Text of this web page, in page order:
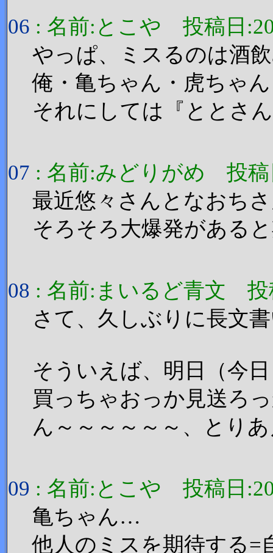
06 : 名前:とこや 投稿日
やっぱ、ミスるのは酒
俺・亀ちゃん・虎ちゃ
それにしては『ととさ
07 : 名前:みどりがめ 投稿
最近悠々さんとなおち
そろそろ大爆発がある
08 : 名前:まいるど青文 投
さて、久しぶりに長文
そういえば、明日（今
買っちゃおっか見送ろ
ん～～～～～～、とり
09 : 名前:とこや 投稿日
亀ちゃん…
他人のミスを期待する=